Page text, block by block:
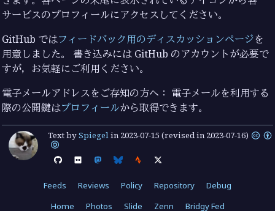
サービスのプロフィールにアクセスしてください。
GitHub ではフィードバック用のディスカッションページを
用意しました。 書き込みには GitHub のアカウントが必要で
すが，お気軽にご利用ください。
電子メールアドレスをご存知の方へ： 電子メールを利用する
際の公開鍵はプロフィールから取得できます。
Text bySpiegelin 2023-07-15 (revised in 2023-07-16)
Feeds Reviews Policy Repository
Debug
Home
Photos Slide Zenn Bridgy Fed